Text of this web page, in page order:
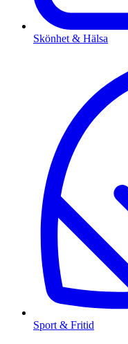
Skönhet & Hälsa
Sport & Fritid